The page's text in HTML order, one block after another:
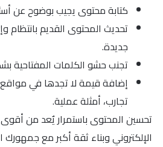
كتابة محتوى يجيب بوضوح عن
تحديث المحتوى القديم بانتظام
جديدة.
تجنب حشو الكلمات المفتاحية
إضافة قيمة لا تجدها في مواقع
تجارب، أمثلة عملية.
تحسين المحتوى باستمرار يٌعد من
الإلكتروني وبناء ثقة أكبر مع